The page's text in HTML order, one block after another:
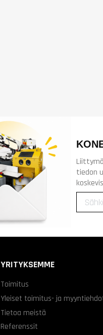
tiedon
YRITYKSEMME
Toimitus
Yleiset toimitus- ja
Tietoa meistä
Referenssit